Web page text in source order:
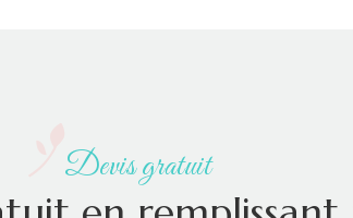
Devis gratuit